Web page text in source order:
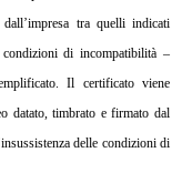
tra quelli indicati
di incompatibilità –
Il certificato viene
datato, timbrato e firmato dal
delle condizioni di